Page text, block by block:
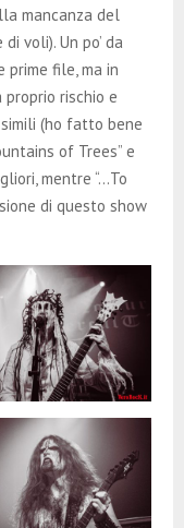
mancanza del
voli). Un po’ da
file, ma in
rischio e
(ho fatto bene
of Trees” e
mentre “…To
di questo show